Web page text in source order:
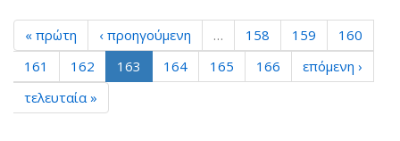
« πρώτη ‹ προηγούμενη … 158 159
160
161
162 163 164 165 166
επόμενη ›
τελευταία »